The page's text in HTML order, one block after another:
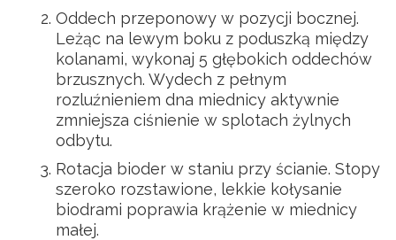
Oddech przeponowy w pozycji bocznej.
Leżąc na lewym boku z poduszką między
kolanami, wykonaj 5 głębokich oddechów
brzusznych. Wydech z pełnym
rozluźnieniem dna miednicy aktywnie
zmniejsza ciśnienie w splotach żylnych
odbytu.
Rotacja bioder w staniu przy ścianie. Stopy
szeroko rozstawione, lekkie kołysanie
biodrami poprawia krążenie w miednicy
małej.